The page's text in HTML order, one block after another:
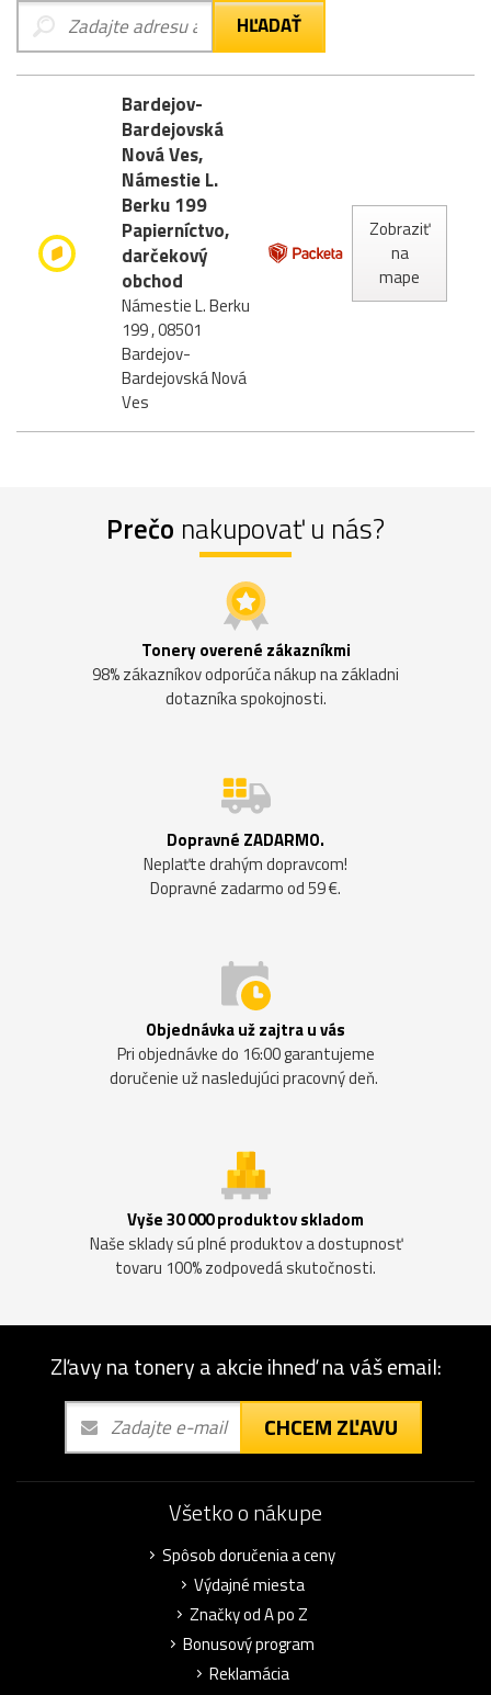
Bardejov-
Bardejovská
Nová Ves,
Námestie L.
Berku 199
Papierníctvo,
darčekový
obchod
Námestie L. Berku
199 , 08501
Bardejov-
Bardejovská Nová
Ves
Zobraziť
na
mape
Prečo nakupovať u nás?
Tonery overené zákazníkmi
98% zákazníkov odporúča nákup na základni
dotazníka spokojnosti.
Dopravné ZADARMO.
Neplaťte drahým dopravcom!
Dopravné zadarmo od 59 €.
Objednávka už zajtra u vás
Pri objednávke do 16:00 garantujeme
doručenie už nasledujúci pracovný deň.
Vyše 30 000 produktov skladom
Naše sklady sú plné produktov a dostupnosť
tovaru 100% zodpovedá skutočnosti.
Zľavy na tonery a akcie ihneď na váš email:
CHCEM ZĽAVU
Všetko o nákupe
Spôsob doručenia a ceny
Výdajné miesta
Značky od A po Z
Bonusový program
Reklamácia